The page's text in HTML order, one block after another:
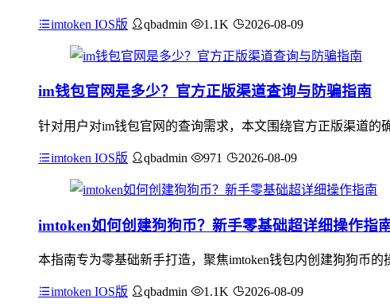
imtoken IOS版 qbadmin 1.1K 2026-08-09
im钱包官网是多少？官方正版渠道查询与防骗指南
针对用户对im钱包官网的查询需求，本文围绕官方正版渠道的
imtoken IOS版 qbadmin 971 2026-08-09
imtoken如何创建狗狗币？新手零基础超详细操作指
本指南专为零基础新手打造，聚焦imtoken钱包内创建狗狗币
imtoken IOS版 qbadmin 1.1K 2026-08-09